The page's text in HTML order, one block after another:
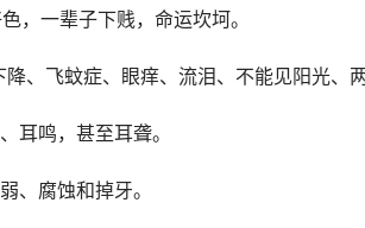
，一辈子下贱，命运坎坷。
、飞蚊症、眼痒、流泪、不能见阳光、
耳鸣，甚至耳聋。
、腐蚀和掉牙。